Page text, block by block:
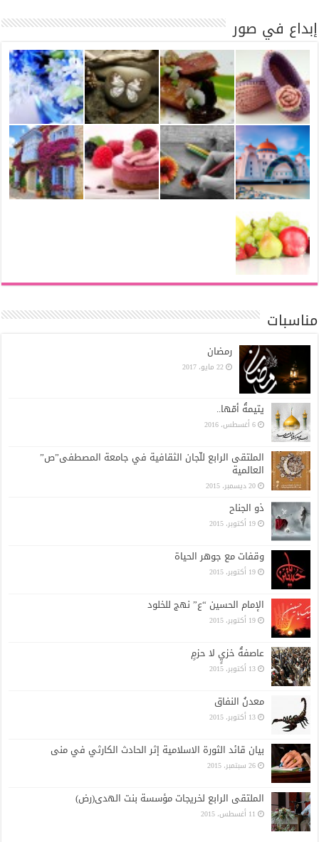
إبداع في صور
مناسبات
رمضان
22 مايو، 2017
يتيمةُ أمّها..
6 أغسطس، 2016
الملتقى الرابع للّجان الثقافية في جامعة المصطفى”ص”
العالمية
20 ديسمبر، 2015
ذو الجناح
19 أكتوبر، 2015
وقفات مع جوهر الحياة
19 أكتوبر، 2015
الإمام الحسين “ع” نهج للخلود
19 أكتوبر، 2015
عاصفةُ خزيٍ لا حزمٍ
13 أكتوبر، 2015
معدنُ النفاق
13 أكتوبر، 2015
بيان قائد الثورة الاسلامیة إثر الحادث الکارثي في منی
26 سبتمبر، 2015
الملتقى الرابع لخريجات مؤسسة بنت الهدى(رض)
11 أغسطس، 2015